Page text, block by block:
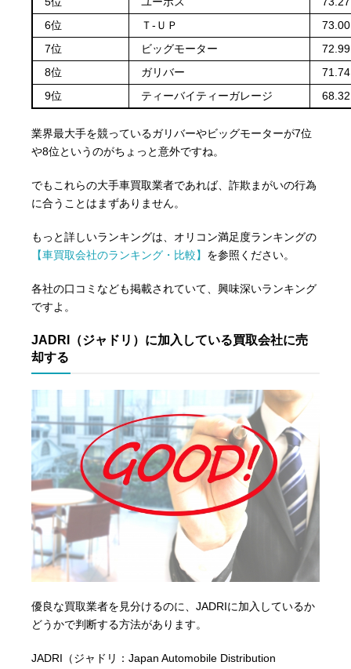
6位
Ｔ-ＵＰ
73.00
7位
ビッグモーター
72.99
8位
ガリバー
71.74
9位
ティーバイティーガレージ 68.32
業界最大手を競っているガリバーやビッグモーターが7位
や8位というのがちょっと意外ですね。
でもこれらの大手車買取業者であれば、詐欺まがいの行為
に合うことはまずありません。
もっと詳しいランキングは、オリコン満足度ランキングの
【車買取会社のランキング・比較】 を参照ください。
各社の口コミなども掲載されていて、興味深いランキング
ですよ。
JADRI（ジャドリ）に加入している買取会社に売
却する
優良な買取業者を見分けるのに、JADRIに加入しているか
どうかで判断する方法があります。
JADRI（ジャドリ：Japan Automobile Distribution